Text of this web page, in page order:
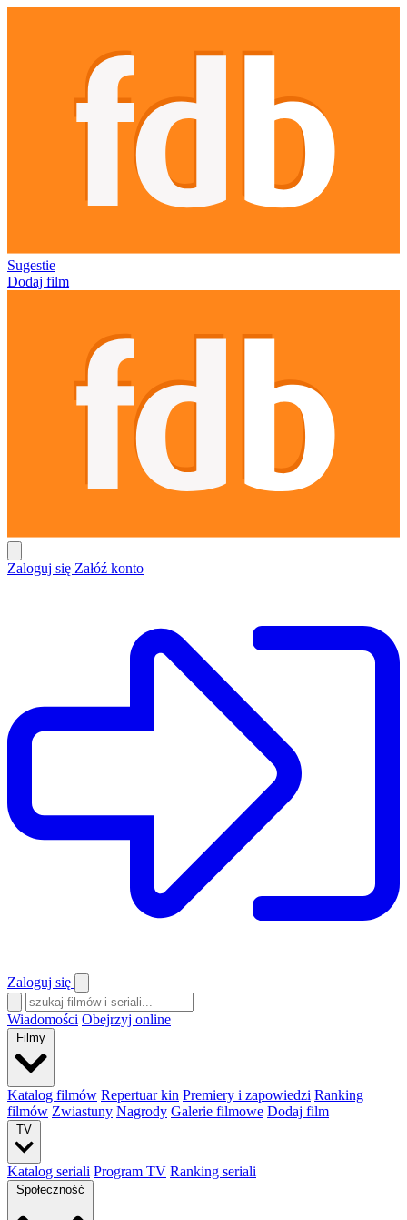
Sugestie
Dodaj film
Zaloguj się Załóź konto
Zaloguj się
Wiadomości Obejrzyj online
Filmy
Katalog filmów Repertuar kin Premiery i zapowiedzi Ranking
filmów Zwiastuny Nagrody Galerie filmowe Dodaj film
TV
Katalog seriali Program TV Ranking seriali
Społeczność